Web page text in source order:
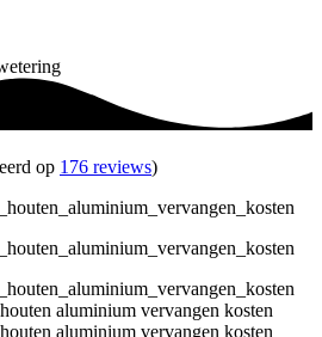
op 176 reviews)